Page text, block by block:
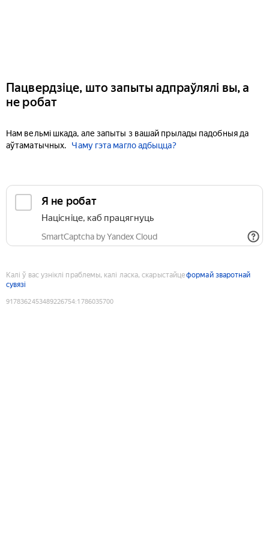
Пацвердзіце, што запыты адпраўлялі вы, а
не робат
Нам вельмі шкада, але запыты з вашай прылады падобныя да
аўтаматычных.
Чаму гэта магло адбыцца?
Я не робат
Націсніце, каб працягнуць
SmartCaptcha by Yandex Cloud
Калі ў вас узніклі праблемы, калі ласка, скарыстайцеформай зваротнай
сувязі
9178362453489226754:1786035700